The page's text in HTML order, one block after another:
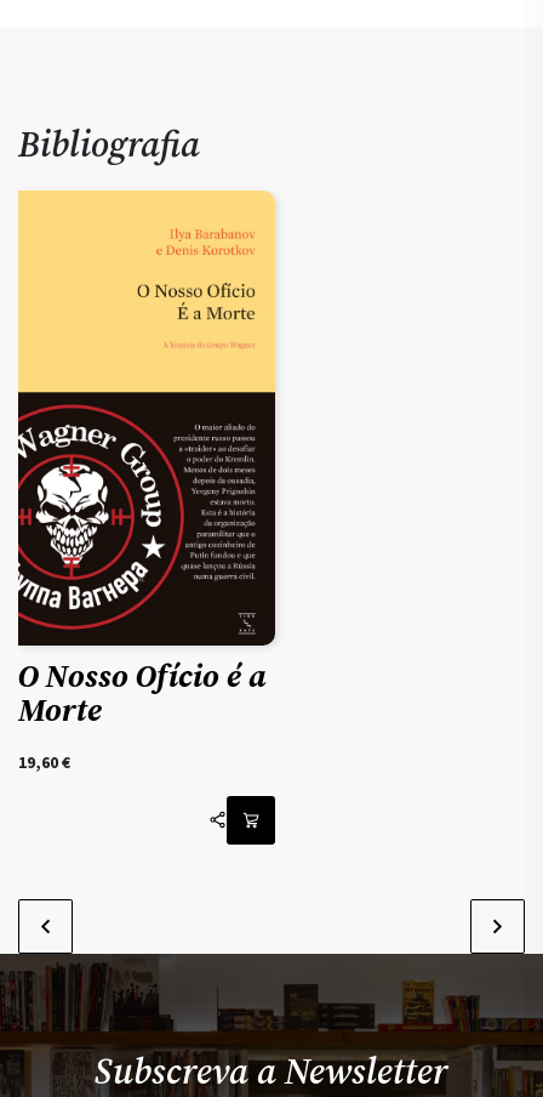
Bibliografia
O Nosso Ofício é a
Morte
19,60€
Subscreva a Newsletter